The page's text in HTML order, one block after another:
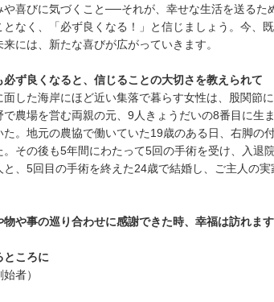
や喜びに気づくこと──それが、幸せな生活を送るた
となく、「必ず良くなる！」と信じましょう。今、
には、新たな喜びが広がっていきます。
ず良くなると、信じることの大切さを教えられて
した海岸にほど近い集落で暮らす女性は、股関節
で農場を営む両親の元、9人きょうだいの8番目に生
た。地元の農協で働いていた19歳のある日、右脚の
。その後も5年間にわたって5回の手術を受け、入退
、5回目の手術を終えた24歳で結婚し、ご主人の
や事の巡り合わせに感謝できた時、幸福は訪れます
ところに
者）